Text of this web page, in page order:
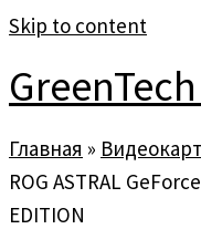
Skip to content
Главная »
ROG ASTRAL
EDITION